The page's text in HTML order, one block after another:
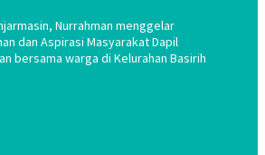
Nurrahman menggelar
dan Aspirasi Masyarakat Dapil
bersama warga di Kelurahan Basirih